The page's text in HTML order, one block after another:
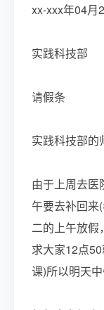
xx-xxx年04月
实践科技部
请假条
实践科技部的
由于上周去医
午要去补回来
二的上午放假
求大家12点
课)所以明天